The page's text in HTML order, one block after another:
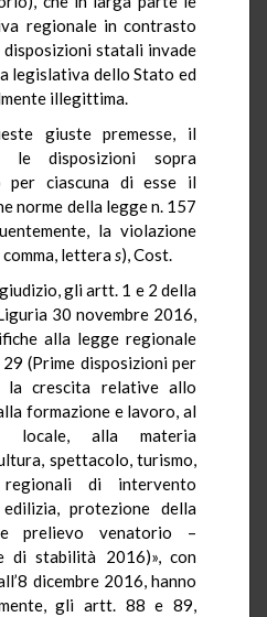
regionale in contrasto
statali invade
legislativa dello Stato ed
illegittima.
giuste premesse, il
le disposizioni sopra
per ciascuna di esse il
norme della legge n. 157
la violazione
letteras), Cost.
gli artt. 1 e 2 della
30 novembre 2016,
alla legge regionale
(Prime disposizioni per
la crescita relative allo
formazione e lavoro, al
locale, alla materia
spettacolo, turismo,
regionali di intervento
edilizia, protezione della
prelievo venatorio –
di stabilità 2016)», con
dicembre 2016, hanno
gli artt. 88 e 89,